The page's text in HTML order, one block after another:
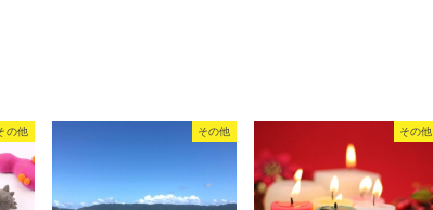
の他 その他 その他